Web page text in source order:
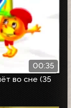
00:35
во сне (35